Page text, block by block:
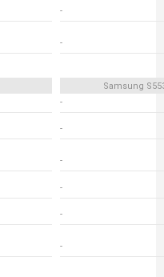
-
-
Samsung
-
-
-
-
-
-